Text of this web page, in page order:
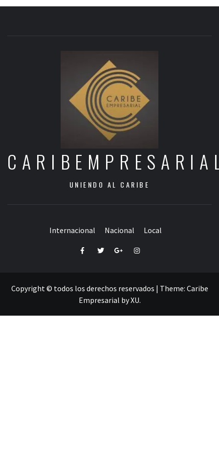
UNIENDO AL CARIBE
Internacional Nacional Local
FacebookTwitterGoogle+Instagram
Copyright © todos los derechos reservados | Theme: Caribe
Empresarial byXU.